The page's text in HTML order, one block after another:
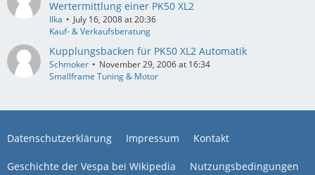
Wertermittlung einer PK50 XL2
Ilka
July 16, 2008 at 20:36
Kauf- & Verkaufsberatung
Kupplungsbacken für PK50 XL2 Automatik
Schmoker
November 29, 2006 at 16:34
Smallframe Tuning & Motor
Datenschutzerklärung Impressum Kontakt
Geschichte der Vespa bei Wikipedia Nutzungsbedingungen